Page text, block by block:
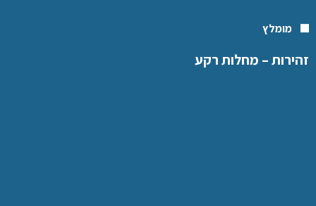
מומלץ
זהירות – מחלות רקע